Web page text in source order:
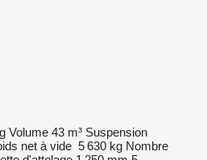
Volume 43 m³ Suspension
net à vide 5 630 kg Nombre